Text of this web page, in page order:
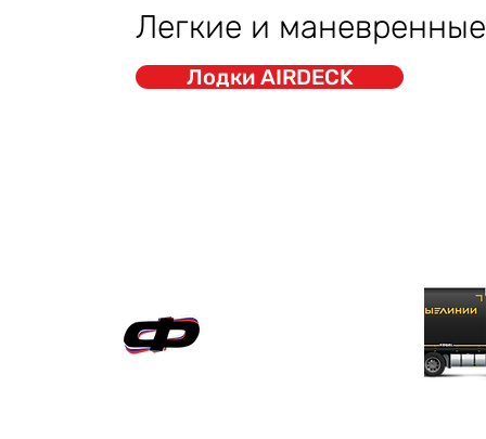
Легкие и маневренные
Лодки AIRDECK